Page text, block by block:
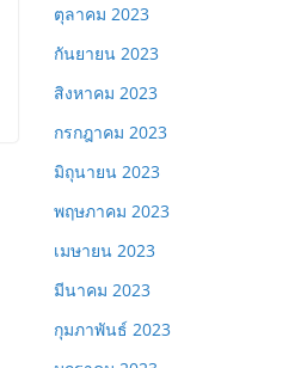
ตุลาคม 2023
กันยายน 2023
สิงหาคม 2023
กรกฎาคม 2023
มิถุนายน 2023
พฤษภาคม 2023
เมษายน 2023
มีนาคม 2023
กุมภาพันธ์ 2023